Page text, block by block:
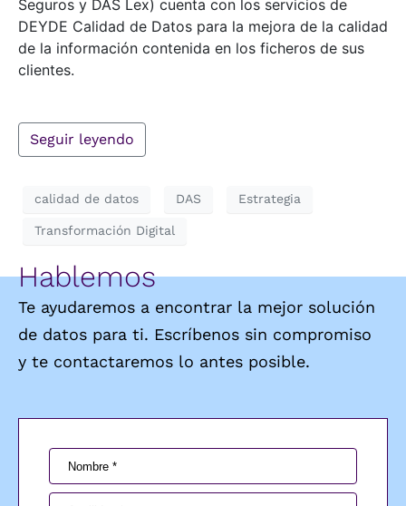
Seguros y DAS Lex) cuenta con los servicios de
DEYDE Calidad de Datos para la mejora de la calidad
de la información contenida en los ficheros de sus
clientes.
Seguir leyendo
calidad de datos DAS Estrategia
Transformación Digital
Hablemos
Te ayudaremos a encontrar la mejor solución
de datos para ti. Escríbenos sin compromiso
y te contactaremos lo antes posible.